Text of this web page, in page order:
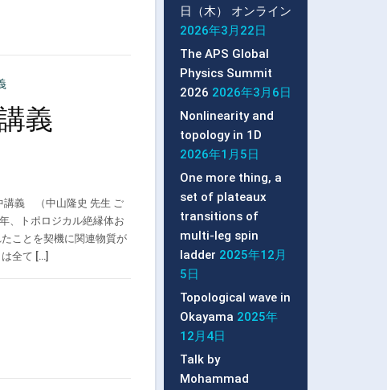
義
講義 （中山隆史 先生 ご
、トポロジカル絶縁体お
ことを契機に関連物質が
全て […]
日（木） オンライン
2026年3月22日
The APS Global
Physics Summit
2026 2026年3月6日
Nonlinearity and
topology in 1D
2026年1月5日
One more thing, a
set of plateaux
transitions of
multi-leg spin
ladder 2025年12月
5日
Topological wave in
Okayama 2025年
12月4日
Talk by
Mohammad